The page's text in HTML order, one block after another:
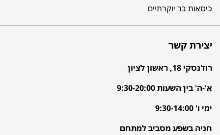
כיסאות בר יוקרתיים
יצירת קשר
רוז'נסקי 18, ראשון לציון
א'-ה' בין השעות 9:30-20:00
ימי ו' 9:30-14:00
חניה בשפע מסביב למתחם